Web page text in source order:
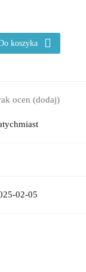
koszyka
ocen(dodaj)
02-05